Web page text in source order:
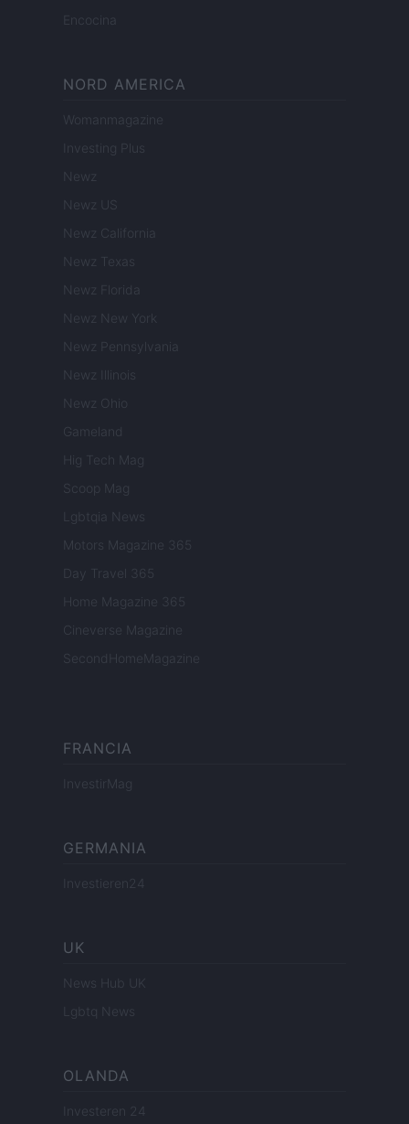
Encocina
NORD AMERICA
Womanmagazine
Investing Plus
Newz
Newz US
Newz California
Newz Texas
Newz Florida
Newz New York
Newz Pennsylvania
Newz Illinois
Newz Ohio
Gameland
Hig Tech Mag
Scoop Mag
Lgbtqia News
Motors Magazine 365
Day Travel 365
Home Magazine 365
Cineverse Magazine
SecondHomeMagazine
FRANCIA
InvestirMag
GERMANIA
Investieren24
UK
News Hub UK
Lgbtq News
OLANDA
Investeren 24